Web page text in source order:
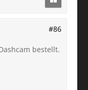
#86
bestellt.